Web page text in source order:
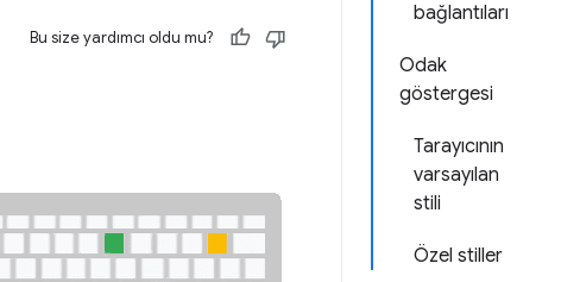
bağlantıları
Odak
göstergesi
Tarayıcının
varsayılan
stili
Özel stiller
Bu size yardımcı oldu mu?